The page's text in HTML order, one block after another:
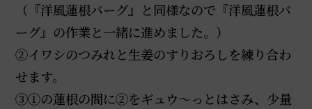
（『洋風蓮根バーグ』と同様なので『洋風蓮根バ
ーグ』の作業と一緒に進めました。）
②イワシのつみれと生姜のすりおろしを練り合わ
せます。
③①の蓮根の間に②をギュウ～っとはさみ、少量